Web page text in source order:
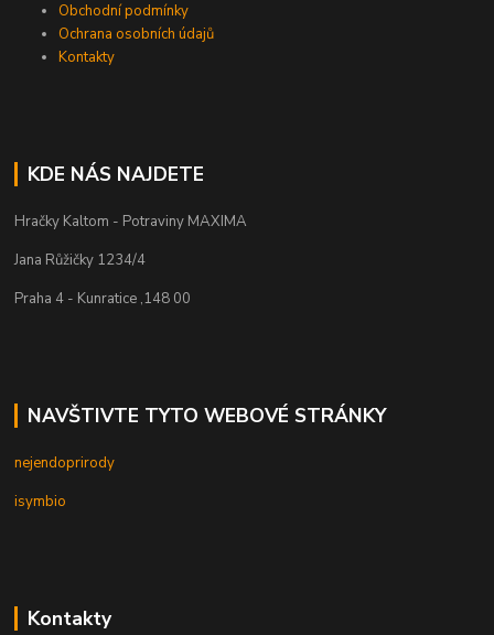
Obchodní podmínky
Ochrana osobních údajů
Kontakty
KDE NÁS NAJDETE
Hračky Kaltom - Potraviny MAXIMA
Jana Růžičky 1234/4
Praha 4 - Kunratice ,148 00
NAVŠTIVTE TYTO WEBOVÉ STRÁNKY
nejendoprirody
isymbio
Kontakty